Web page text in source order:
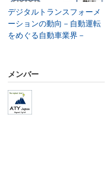
デジタルトランスフォーメ
ーションの動向－自動運転
をめぐる自動車業界－
メンバー